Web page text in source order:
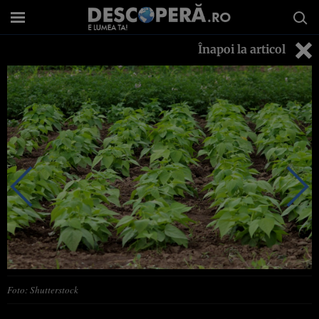
Înapoi la articol
Foto: Shutterstock